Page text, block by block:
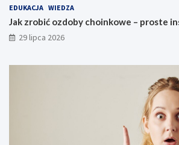
EDUKACJA WIEDZA
Jak zrobić ozdoby choinkowe – proste
29 lipca 2026